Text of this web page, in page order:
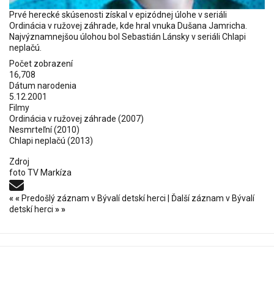
Prvé herecké skúsenosti získal v epizódnej úlohe v seriáli
Ordinácia v ružovej záhrade, kde hral vnuka Dušana Jamricha.
Najvýznamnejšou úlohou bol Sebastián Lánsky v seriáli Chlapi
neplačú.
Počet zobrazení
16,708
Dátum narodenia
5.12.2001
Filmy
Ordinácia v ružovej záhrade (2007)
Nesmrteľní(2010)
Chlapi neplačú (2013)
Zdroj
foto TV Markíza
«« Predošlý záznam v Bývalí detskí herci
Ďalší záznam v Bývalí
detskí herci »»